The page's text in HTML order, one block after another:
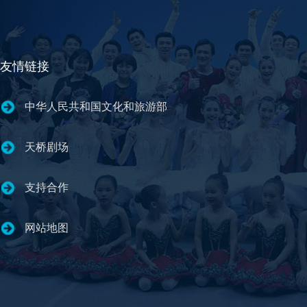
友情链接
中华人民共和国文化和旅游部
天桥剧场
支持合作
网站地图